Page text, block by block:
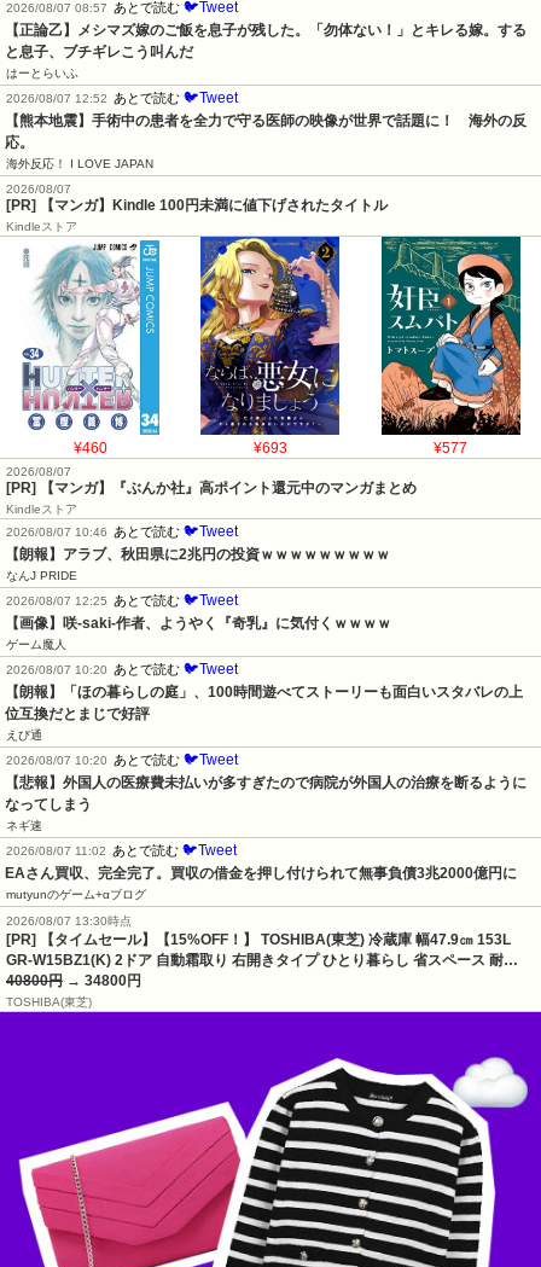
2026/08/07 08:57 あとで読む 🐦Tweet
【正論乙】メシマズ嫁のご飯を息子が残した。「勿体ない！」とキレる嫁。する
と息子、ブチギレこう叫んだ
はーとらいふ
2026/08/07 12:52
あとで読む 🐦Tweet
【熊本地震】手術中の患者を全力で守る医師の映像が世界で話題に！　海外の反
応。
海外反応！ I LOVE JAPAN
2026/08/07
[PR] 【マンガ】Kindle 100円未満に値下げされたタイトル
Kindleストア
¥460 ¥693 ¥577
2026/08/07
[PR] 【マンガ】『ぶんか社』高ポイント還元中のマンガまとめ
Kindleストア
2026/08/07 10:46
あとで読む 🐦Tweet
【朗報】アラブ、秋田県に2兆円の投資ｗｗｗｗｗｗｗｗｗ
なんJ PRIDE
2026/08/07 12:25
あとで読む 🐦Tweet
【画像】咲-saki-作者、ようやく『奇乳』に気付くｗｗｗｗ
ゲーム魔人
2026/08/07 10:20
あとで読む 🐦Tweet
【朗報】「ほの暮らしの庭」、100時間遊べてストーリーも面白いスタバレの上
位互換だとまじで好評
えび通
2026/08/07 10:20
あとで読む 🐦Tweet
【悲報】外国人の医療費未払いが多すぎたので病院が外国人の治療を断るように
なってしまう
ネギ速
2026/08/07 11:02
あとで読む 🐦Tweet
EAさん買収、完全完了。買収の借金を押し付けられて無事負債3兆2000億円に
mutyunのゲーム+αブログ
2026/08/07 13:30時点
[PR] 【タイムセール】【15%OFF！】 TOSHIBA(東芝) 冷蔵庫 幅47.9㎝ 153L
GR-W15BZ1(K) 2ドア 自動霜取り 右開きタイプ ひとり暮らし 省スペース 耐…
40800円 → 34800円
TOSHIBA(東芝)